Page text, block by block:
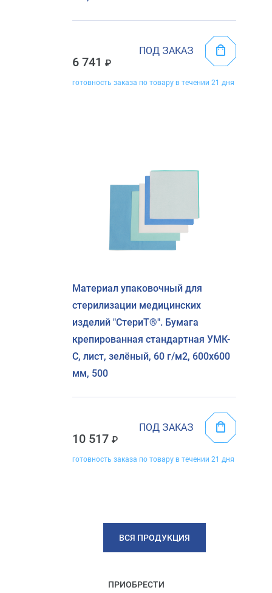
6 741
ПОД ЗАКАЗ
готовность заказа по товару в течении 21 дня
Материал упаковочный для
стерилизации медицинских
изделий "СтериТ®". Бумага
крепированная стандартная УМК-
С, лист, зелёный, 60 г/м2, 600х600
мм, 500
10 517
ПОД ЗАКАЗ
готовность заказа по товару в течении 21 дня
ВСЯ ПРОДУКЦИЯ
ПРИОБРЕСТИ